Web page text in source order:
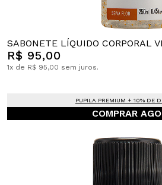
SABONETE LÍQUIDO CORPORAL
R$ 95,00
1x de R$ 95,00 sem juros.
PUPILA PREMIUM + 10% DE
COMPRAR